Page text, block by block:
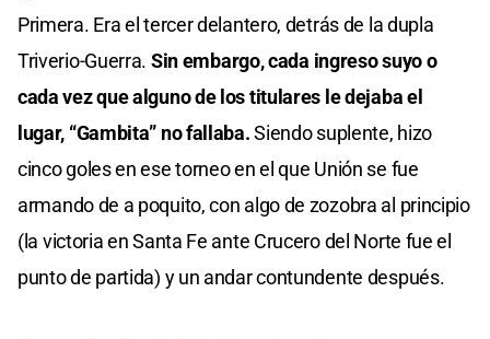
Primera. Era el tercer delantero, detrás de la dupla
Triverio-Guerra. Sin embargo, cada ingreso suyo o
cada vez que alguno de los titulares le dejaba el
lugar, “Gambita” no fallaba.Siendo suplente, hizo
cinco goles en ese torneo en el que Unión se fue
armando de a poquito, con algo de zozobra al principio
(la victoria en Santa Fe ante Crucero del Norte fue el
punto de partida) y un andar contundente después.